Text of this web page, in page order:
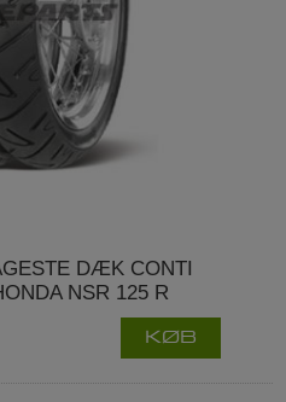
DÆK CONTI
NSR 125 R
KØB